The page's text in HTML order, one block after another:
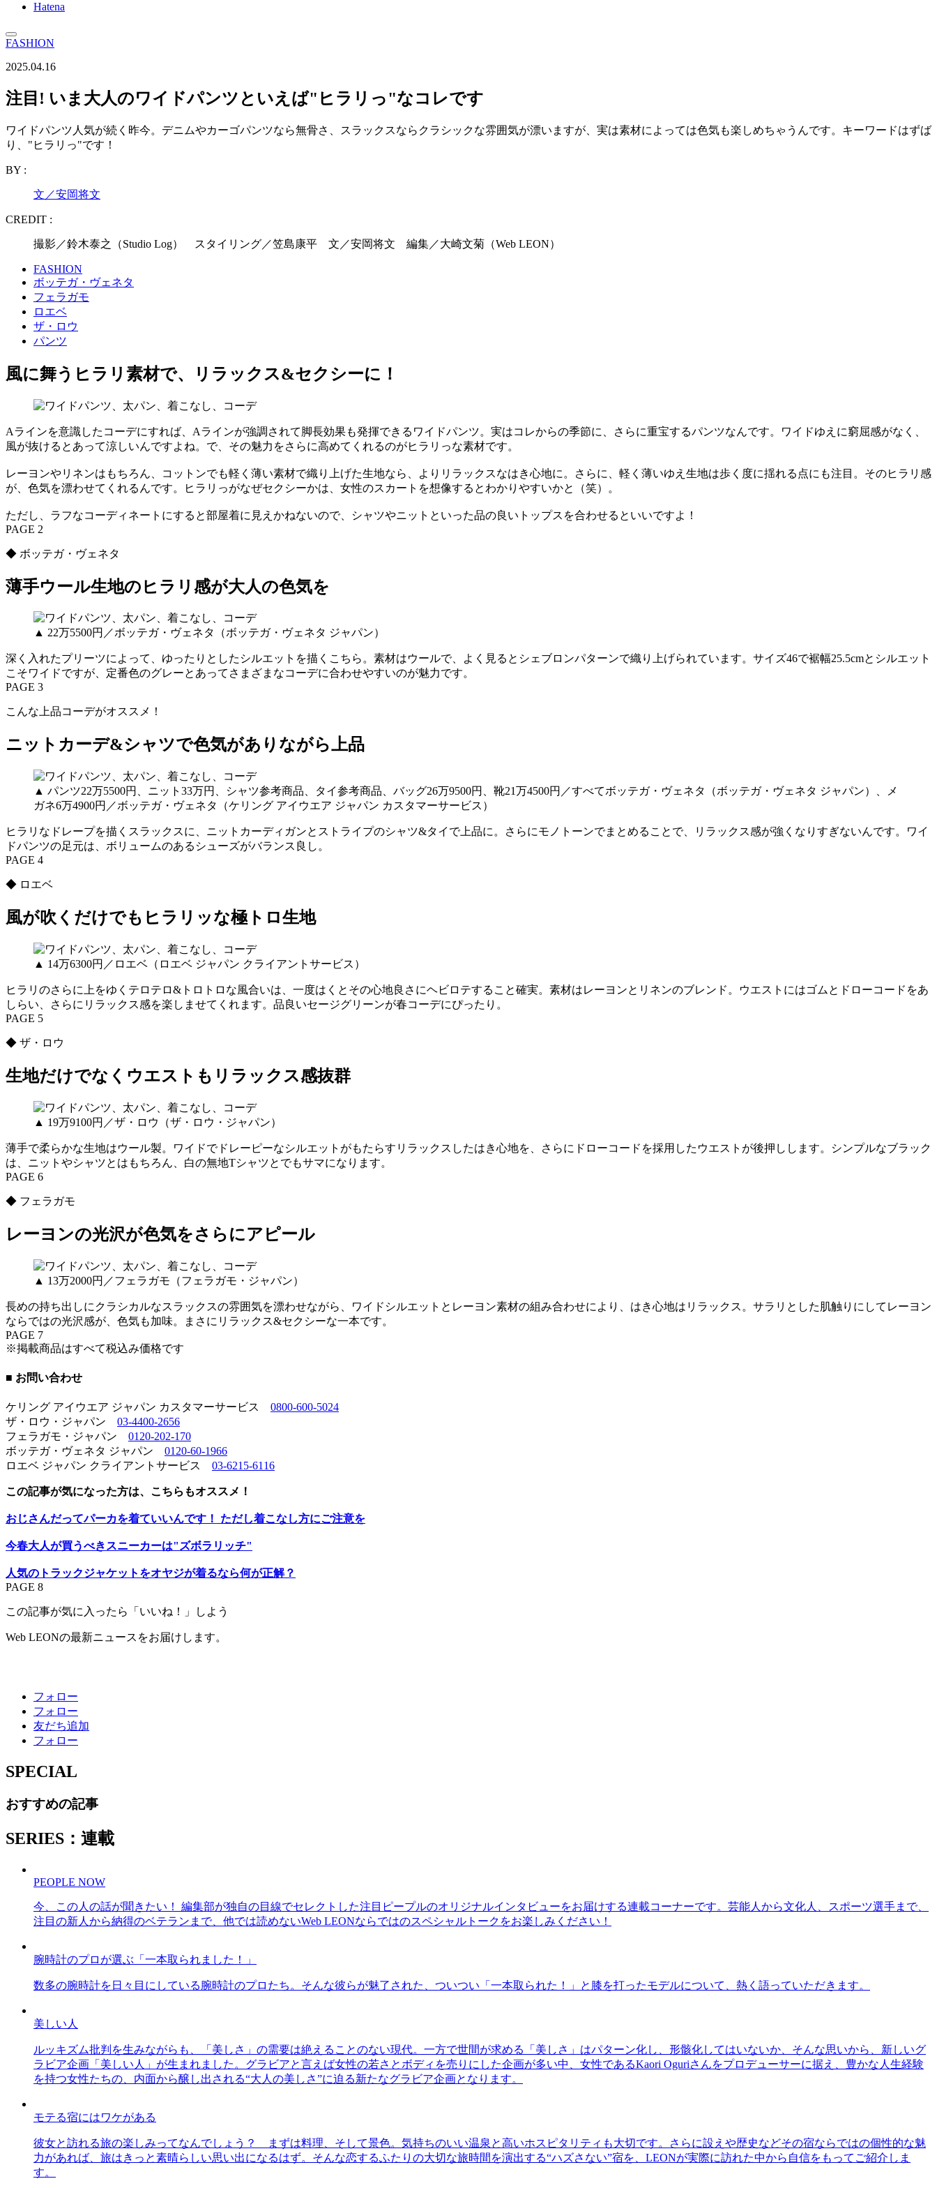
Hatena
FASHION
2025.04.16
注目! いま大人のワイドパンツといえば"ヒラリっ"なコレです
ワイドパンツ人気が続く昨今。デニムやカーゴパンツなら無骨さ、スラックスならクラシックな雰囲気が漂いますが、実は素材によっては色気も楽しめちゃうんです。キーワードはずば
り、"ヒラリっ"です！
BY :
文／安岡将文
CREDIT :
撮影／鈴木泰之（Studio Log） スタイリング／笠島康平 文／安岡将文 編集／大崎文菊（Web LEON）
FASHION
ボッテガ・ヴェネタ
フェラガモ
ロエベ
ザ・ロウ
パンツ
風に舞うヒラリ素材で、リラックス&セクシーに！
Aラインを意識したコーデにすれば、Aラインが強調されて脚長効果も発揮できるワイドパンツ。実はコレからの季節に、さらに重宝するパンツなんです。ワイドゆえに窮屈感がなく、
風が抜けるとあって涼しいんですよね。で、その魅力をさらに高めてくれるのがヒラリっな素材です。
レーヨンやリネンはもちろん、コットンでも軽く薄い素材で織り上げた生地なら、よりリラックスなはき心地に。さらに、軽く薄いゆえ生地は歩く度に揺れる点にも注目。そのヒラリ感
が、色気を漂わせてくれるんです。ヒラリっがなぜセクシーかは、女性のスカートを想像するとわかりやすいかと（笑）。
ただし、ラフなコーディネートにすると部屋着に見えかねないので、シャツやニットといった品の良いトップスを合わせるといいですよ！
PAGE 2
◆ ボッテガ・ヴェネタ
薄手ウール生地のヒラリ感が大人の色気を
▲ 22万5500円／ボッテガ・ヴェネタ（ボッテガ・ヴェネタ ジャパン）
深く入れたプリーツによって、ゆったりとしたシルエットを描くこちら。素材はウールで、よく見るとシェブロンパターンで織り上げられています。サイズ46で裾幅25.5cmとシルエット
こそワイドですが、定番色のグレーとあってさまざまなコーデに合わせやすいのが魅力です。
PAGE 3
こんな上品コーデがオススメ！
ニットカーデ&シャツで色気がありながら上品
▲ パンツ22万5500円、ニット33万円、シャツ参考商品、タイ参考商品、バッグ26万9500円、靴21万4500円／すべてボッテガ・ヴェネタ（ボッテガ・ヴェネタ ジャパン）、メ
ガネ6万4900円／ボッテガ・ヴェネタ（ケリング アイウエア ジャパン カスタマーサービス）
ヒラリなドレープを描くスラックスに、ニットカーディガンとストライプのシャツ&タイで上品に。さらにモノトーンでまとめることで、リラックス感が強くなりすぎないんです。ワイ
ドパンツの足元は、ボリュームのあるシューズがバランス良し。
PAGE 4
◆ ロエベ
風が吹くだけでもヒラリッな極トロ生地
▲ 14万6300円／ロエベ（ロエベ ジャパン クライアントサービス）
ヒラリのさらに上をゆくテロテロ&トロトロな風合いは、一度はくとその心地良さにヘビロテすること確実。素材はレーヨンとリネンのブレンド。ウエストにはゴムとドローコードをあ
しらい、さらにリラックス感を楽しませてくれます。品良いセージグリーンが春コーデにぴったり。
PAGE 5
◆ ザ・ロウ
生地だけでなくウエストもリラックス感抜群
▲ 19万9100円／ザ・ロウ（ザ・ロウ・ジャパン）
薄手で柔らかな生地はウール製。ワイドでドレーピーなシルエットがもたらすリラックスしたはき心地を、さらにドローコードを採用したウエストが後押しします。シンプルなブラック
は、ニットやシャツとはもちろん、白の無地Tシャツとでもサマになります。
PAGE 6
◆ フェラガモ
レーヨンの光沢が色気をさらにアピール
▲ 13万2000円／フェラガモ（フェラガモ・ジャパン）
長めの持ち出しにクラシカルなスラックスの雰囲気を漂わせながら、ワイドシルエットとレーヨン素材の組み合わせにより、はき心地はリラックス。サラリとした肌触りにしてレーヨン
ならではの光沢感が、色気も加味。まさにリラックス&セクシーな一本です。
PAGE 7
※掲載商品はすべて税込み価格です
■ お問い合わせ
ケリング アイウエア ジャパン カスタマーサービス 0800-600-5024
ザ・ロウ・ジャパン 03-4400-2656
フェラガモ・ジャパン 0120-202-170
ボッテガ・ヴェネタ ジャパン 0120-60-1966
ロエベ ジャパン クライアントサービス 03-6215-6116
この記事が気になった方は、こちらもオススメ！
おじさんだってパーカを着ていいんです！ ただし着こなし方にご注意を
今春大人が買うべきスニーカーは"ズボラリッチ"
人気のトラックジャケットをオヤジが着るなら何が正解？
PAGE 8
この記事が気に入ったら「いいね！」しよう
Web LEONの最新ニュースをお届けします。
フォロー
フォロー
友だち追加
フォロー
SPECIAL
おすすめの記事
SERIES：連載
PEOPLE NOW
今、この人の話が聞きたい！ 編集部が独自の目線でセレクトした注目ピープルのオリジナルインタビューをお届けする連載コーナーです。芸能人から文化人、スポーツ選手まで、
注目の新人から納得のベテランまで、他では読めないWeb LEONならではのスペシャルトークをお楽しみください！
腕時計のプロが選ぶ「一本取られました！」
数多の腕時計を日々目にしている腕時計のプロたち。そんな彼らが魅了された、ついつい「一本取られた！」と膝を打ったモデルについて、熱く語っていただきます。
美しい人
ルッキズム批判を生みながらも、「美しさ」の需要は絶えることのない現代。一方で世間が求める「美しさ」はパターン化し、形骸化してはいないか、そんな思いから、新しいグ
ラビア企画「美しい人」が生まれました。グラビアと言えば女性の若さとボディを売りにした企画が多い中、女性であるKaori Oguriさんをプロデューサーに据え、豊かな人生経験
を持つ女性たちの、内面から醸し出される“大人の美しさ”に迫る新たなグラビア企画となります。
モテる宿にはワケがある
彼女と訪れる旅の楽しみってなんでしょう？ まずは料理、そして景色。気持ちのいい温泉と高いホスピタリティも大切です。さらに設えや歴史などその宿ならではの個性的な魅
力があれば、旅はきっと素晴らしい思い出になるはず。そんな恋するふたりの大切な旅時間を演出する“ハズさない”宿を、LEONが実際に訪れた中から自信をもってご紹介しま
す。